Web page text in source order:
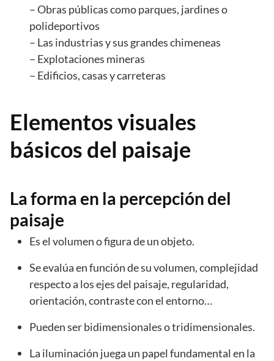
– Obras públicas como parques, jardines o
polideportivos
– Las industrias y sus grandes chimeneas
– Explotaciones mineras
– Edificios, casas y carreteras
Elementos visuales
básicos del paisaje
La forma en la percepción del
paisaje
Es el volumen o figura de un objeto.
Se evalúa en función de su volumen, complejidad
respecto a los ejes del paisaje, regularidad,
orientación, contraste con el entorno…
Pueden ser bidimensionales o tridimensionales.
La iluminación juega un papel fundamental en la